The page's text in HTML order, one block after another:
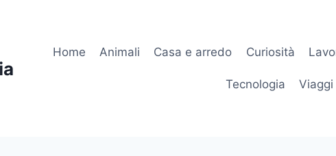
Home Animali Casa e arredo Curiosità
Tecnologia Viaggi